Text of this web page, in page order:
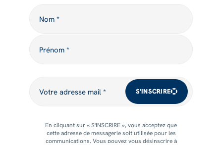
Nom *
Prénom *
Votre adresse mail * S'INSCRIRE
En cliquant sur « S'INSCRIRE », vous acceptez que
cette adresse de messagerie soit utilisée pour les
communications. Vous pouvez vous désinscrire à